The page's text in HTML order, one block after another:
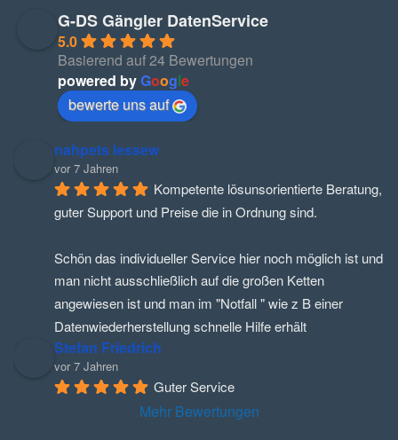
G-DS Gängler DatenService
5.0
Basierend auf 24 Bewertungen
powered byGoogle
bewerte uns auf
nahpets lessew
vor 7 Jahren
Kompetente lösunsorientierte Beratung,
guter Support und Preise die in Ordnung sind.
Schön das individueller Service hier noch möglich ist und
man nicht ausschließlich auf die großen Ketten
angewiesen ist und man im "Notfall " wie z B einer
Datenwiederherstellung schnelle Hilfe erhält
Stefan Friedrich
vor 7 Jahren
Guter Service
Mehr Bewertungen